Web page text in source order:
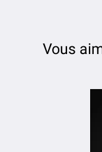
Vous